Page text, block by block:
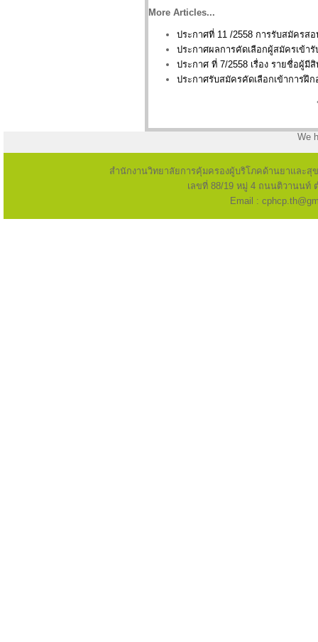
More Articles...
ประกาศที่ 11 /2558 การรับสมัครสอ
ประกาศผลการคัดเลือกผู้สมัครเข้า
ประกาศ ที่ 7/2558 เรื่อง รายชื่อผู้มี
ประกาศรับสมัครคัดเลือกเข้าการฝึ
We
สำนักงานวิทยาลัยการคุ้มครองผู้บริโภคด้านยาและสุ
เลขที่ 88/19 หมู่ 4 ถนนติวานนท์
Email :